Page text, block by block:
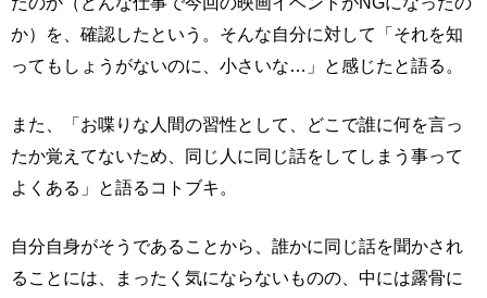
か）を、確認したという。そんな自分に対して「それを知
ってもしょうがないのに、小さいな…」と感じたと語る。
また、「お喋りな人間の習性として、どこで誰に何を言っ
たか覚えてないため、同じ人に同じ話をしてしまう事って
よくある」と語るコトブキ。
自分自身がそうであることから、誰かに同じ話を聞かされ
ることには、まったく気にならないものの、中には露骨に